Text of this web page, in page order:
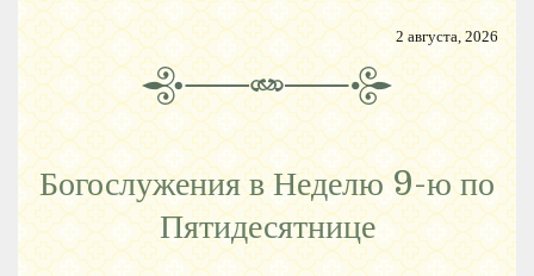
2 августа, 2026
Богослужения в Неделю 9-ю по
Пятидесятнице